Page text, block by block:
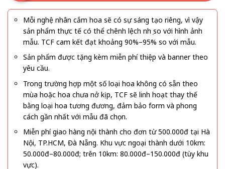
Mỗi nghệ nhân cắm hoa sẽ có sự sáng tạo riêng, vì vậy
sản phẩm thực tế có thể chênh lệch nhẹ so với hình ảnh
mẫu. TCF cam kết đạt khoảng 90%–95% so với mẫu.
Sản phẩm được tặng kèm miễn phí thiệp và banner theo
yêu cầu.
Trong trường hợp một số loại hoa không có sẵn theo
mùa hoặc hoa chưa nở kịp, TCF sẽ linh hoạt thay thế
bằng loại hoa tương đương, đảm bảo form và phong
cách gần nhất với mẫu đã chọn.
Miễn phí giao hàng nội thành cho đơn từ 500.000đ tại Hà
Nội, TP.HCM, Đà Nẵng. Khu vực ngoại thành dưới 10km:
50.000đ–80.000đ; trên 10km: 80.000đ–150.000đ (tùy khu
vực).